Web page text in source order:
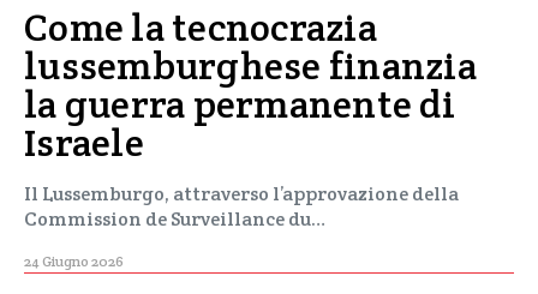
Come la tecnocrazia
lussemburghese finanzia
la guerra permanente di
Israele
Il Lussemburgo, attraverso l’approvazione della
Commission de Surveillance du…
24 Giugno 2026